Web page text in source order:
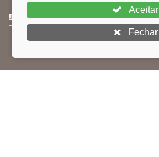
CURTA NOSSA FAN PAGE
Aceitar
Fechar